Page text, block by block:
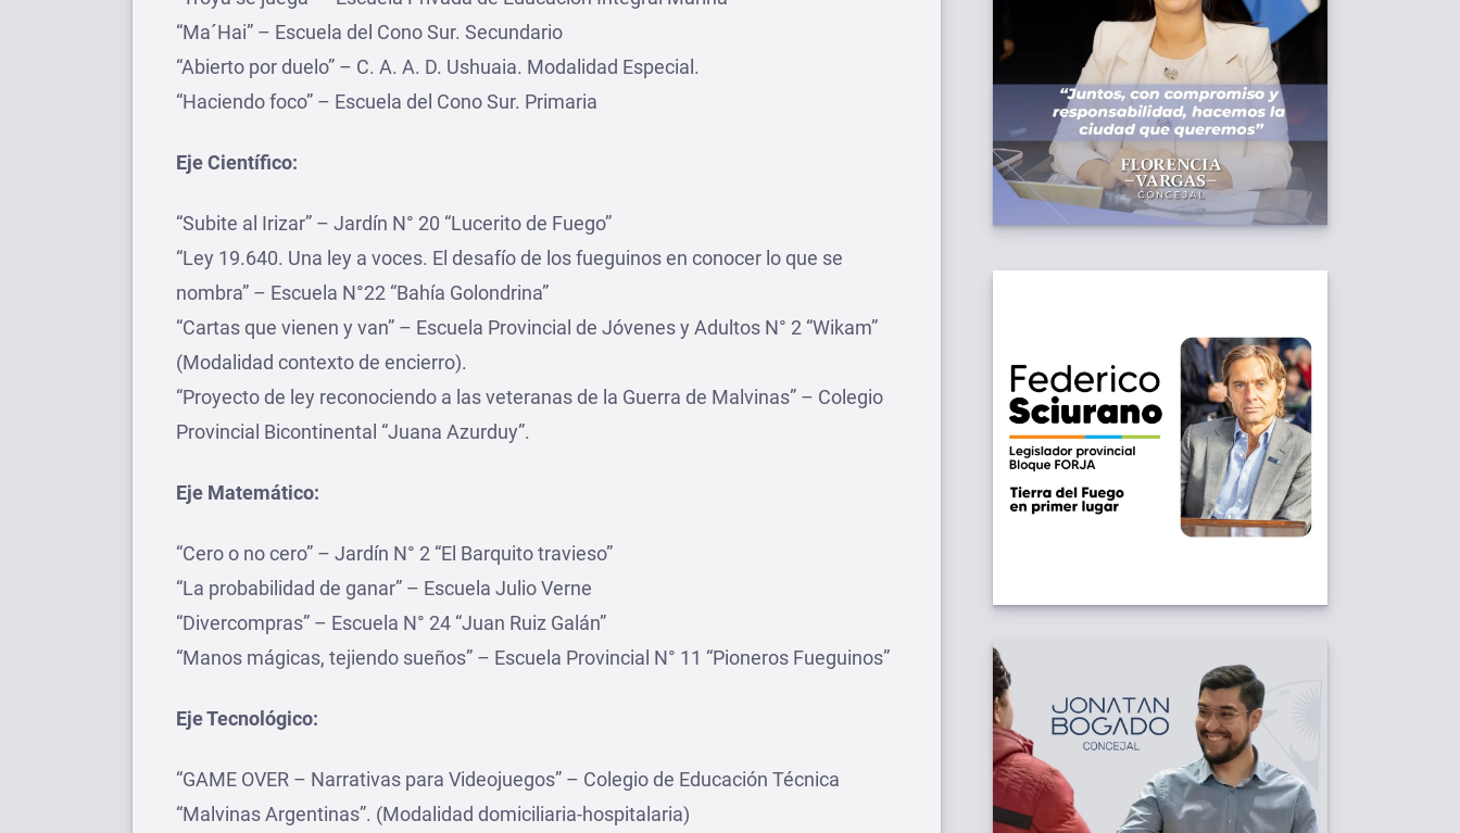
“Ma´Hai” – Escuela del Cono Sur. Secundario
“Abierto por duelo” – C. A. A. D. Ushuaia. Modalidad Especial.
“Haciendo foco” – Escuela del Cono Sur. Primaria
Eje Científico:
“Subite al Irizar” – Jardín N° 20 “Lucerito de Fuego”
“Ley 19.640. Una ley a voces. El desafío de los fueguinos en conocer lo que se
nombra” – Escuela N°22 “Bahía Golondrina”
“Cartas que vienen y van” – Escuela Provincial de Jóvenes y Adultos N° 2 “Wikam”
(Modalidad contexto de encierro).
“Proyecto de ley reconociendo a las veteranas de la Guerra de Malvinas” – Colegio
Provincial Bicontinental “Juana Azurduy”.
Eje Matemático:
“Cero o no cero” – Jardín N° 2 “El Barquito travieso”
“La probabilidad de ganar” – Escuela Julio Verne
“Divercompras” – Escuela N° 24 “Juan Ruiz Galán”
“Manos mágicas, tejiendo sueños” – Escuela Provincial N° 11 “Pioneros Fueguinos”
Eje Tecnológico:
“GAME OVER – Narrativas para Videojuegos” – Colegio de Educación Técnica
“Malvinas Argentinas”. (Modalidad domiciliaria-hospitalaria)